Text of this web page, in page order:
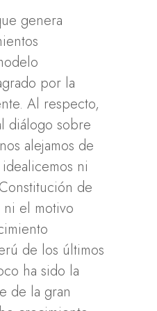
genera
por la
Al respecto,
diálogo sobre
alejamos de
ni
de
el motivo
de los últimos
ha sido la
de la gran